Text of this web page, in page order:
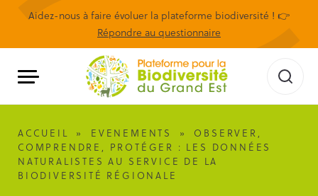
Aidez-nous à faire évoluer la plateforme biodiversité ! 👉
Répondre au questionnaire
ACCUEIL » EVENEMENTS »
OBSERVER,
COMPRENDRE, PROTÉGER : LES DONNÉES
NATURALISTES AU SERVICE DE LA
BIODIVERSITÉ RÉGIONALE